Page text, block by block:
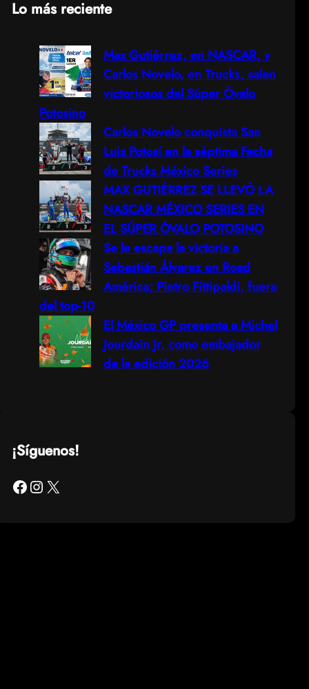
Lo más reciente
Max Gutiérrez, en NASCAR, y
Carlos Novelo, en Trucks, salen
victoriosos del Súper Óvalo
Potosino
Carlos Novelo conquista San
Luis Potosí en la séptima Fecha
de Trucks México Series
MAX GUTIÉRREZ SE LLEVÓ LA
NASCAR MÉXICO SERIES EN
EL SÚPER ÓVALO POTOSINO
Se le escapa la victoria a
Sebastián Álvarez en Road
América; Pietro Fittipaldi, fuera
del top-10
El México GP presenta a Michel
Jourdain Jr. como embajador
de la edición 2026
¡Síguenos!
Facebook Instagram X